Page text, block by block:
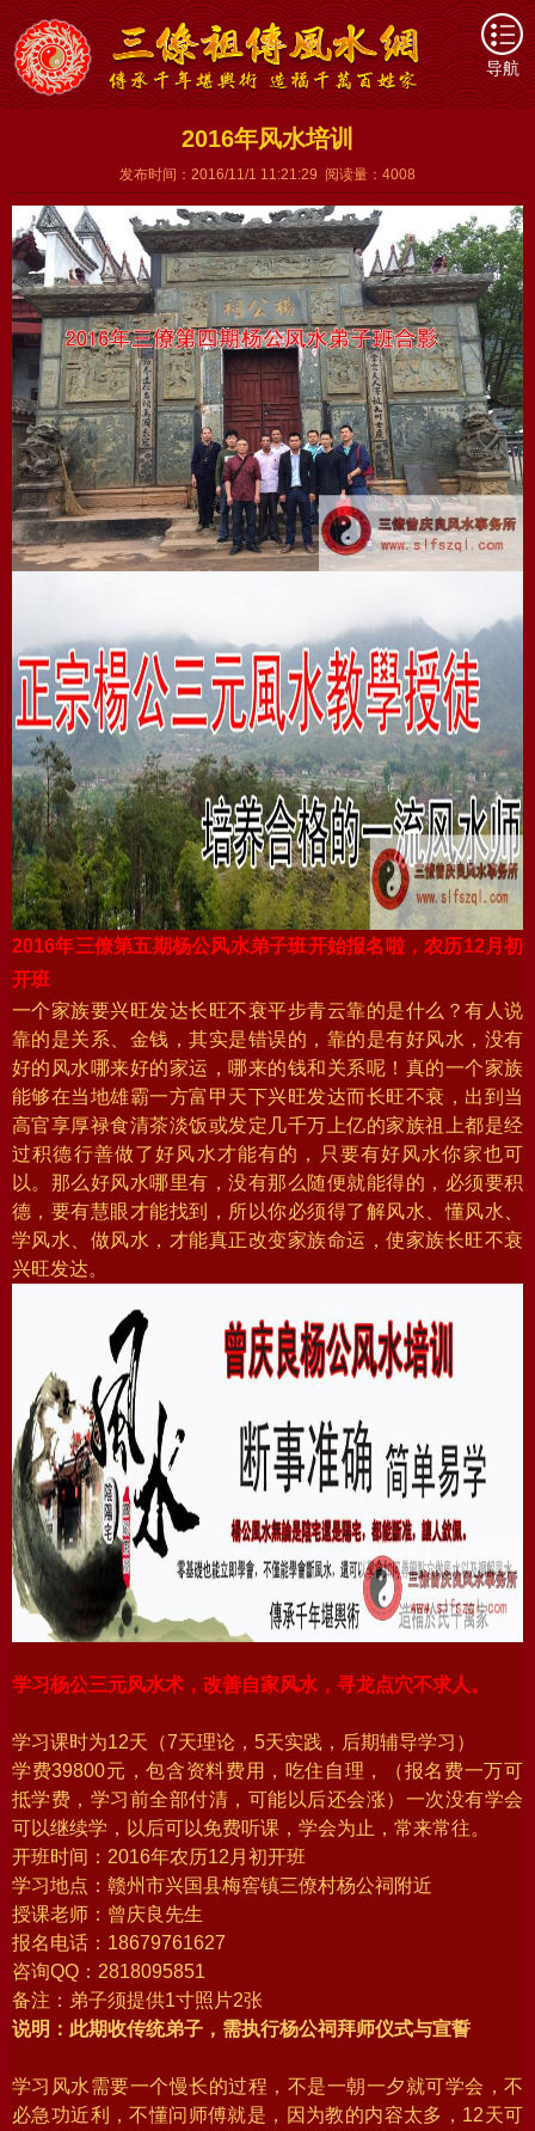
导航
2016年风水培训
发布时间：2016/11/1 11:21:29 阅读量：4008
2016年三僚第五期杨公风水弟子班开始报名啦，农历12月初
开班
一个家族要兴旺发达长旺不衰平步青云靠的是什么？有人说
靠的是关系、金钱，其实是错误的，靠的是有好风水，没有
好的风水哪来好的家运，哪来的钱和关系呢！真的一个家族
能够在当地雄霸一方富甲天下兴旺发达而长旺不衰，出到当
高官享厚禄食清茶淡饭或发定几千万上亿的家族祖上都是经
过积德行善做了好风水才能有的，只要有好风水你家也可
以。那么好风水哪里有，没有那么随便就能得的，必须要积
德，要有慧眼才能找到，所以你必须得了解风水、懂风水、
学风水、做风水，才能真正改变家族命运，使家族长旺不衰
兴旺发达。
学习杨公三元风水术，改善自家风水，寻龙点穴不求人。
学习课时为12天（7天理论，5天实践，后期辅导学习）
学费39800元，包含资料费用，吃住自理，（报名费一万可
抵学费，学习前全部付清，可能以后还会涨）一次没有学会
可以继续学，以后可以免费听课，学会为止，常来常往。
开班时间：2016年农历12月初开班
学习地点：赣州市兴国县梅窖镇三僚村杨公祠附近
授课老师：曾庆良先生
报名电话：18679761627
咨询QQ：2818095851
备注：弟子须提供1寸照片2张
说明：此期收传统弟子，需执行杨公祠拜师仪式与宣誓
学习风水需要一个慢长的过程，不是一朝一夕就可学会，不
必急功近利，不懂问师傅就是，因为教的内容太多，12天可